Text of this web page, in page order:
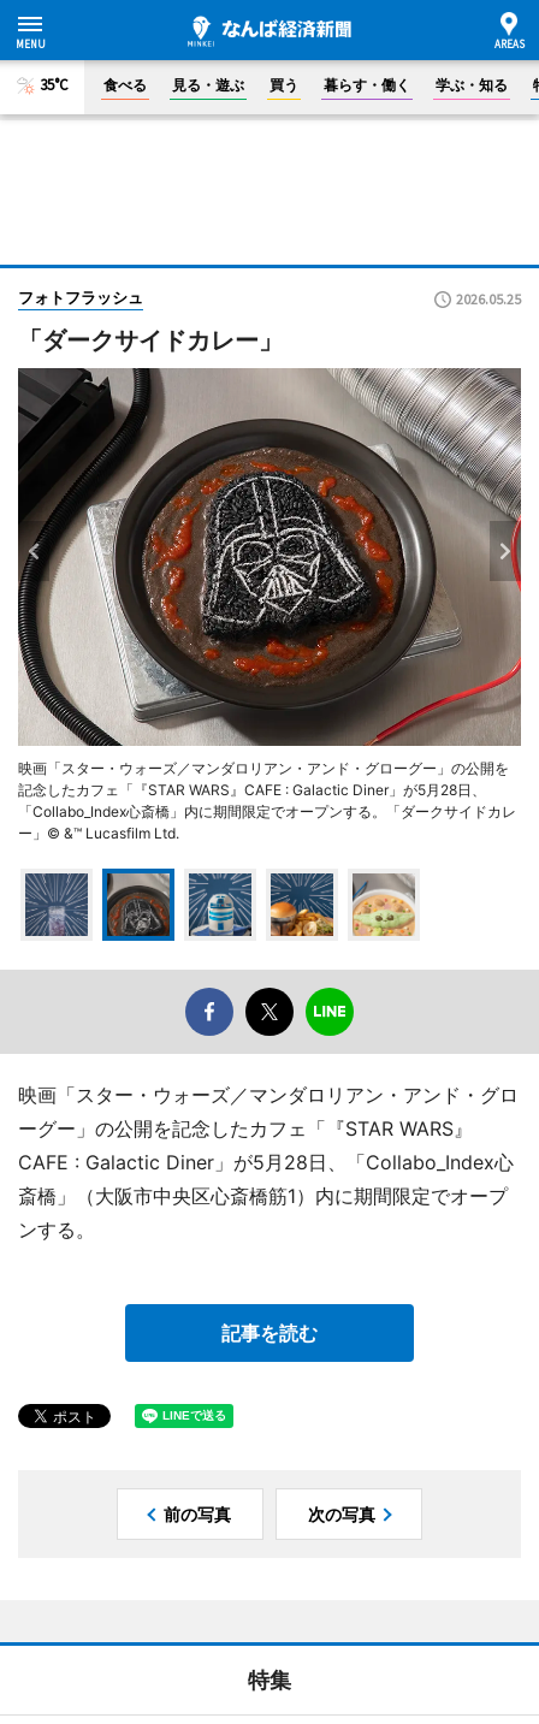
35°C 食べる 見る・遊ぶ 買う 暮らす・働く 学ぶ・知る
フォトフラッシュ 2026.05.25
「ダークサイドカレー」
映画「スター・ウォーズ／マンダロリアン・アンド・グローグー」の公開を
記念したカフェ「『STAR WARS』CAFE : Galactic Diner」が5月28日、
「Collabo_Index心斎橋」内に期間限定でオープンする。「ダークサイドカレ
ー」© &™ Lucasfilm Ltd.
映画「スター・ウォーズ／マンダロリアン・アンド・グロ
ーグー」の公開を記念したカフェ「『STAR WARS』
CAFE : Galactic Diner」が5月28日、「Collabo_Index心
斎橋」（大阪市中央区心斎橋筋1）内に期間限定でオープ
ンする。
記事を読む
前の写真 次の写真
特集